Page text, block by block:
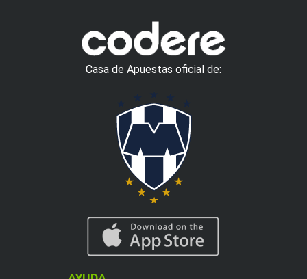
Casa de Apuestas oficial de: